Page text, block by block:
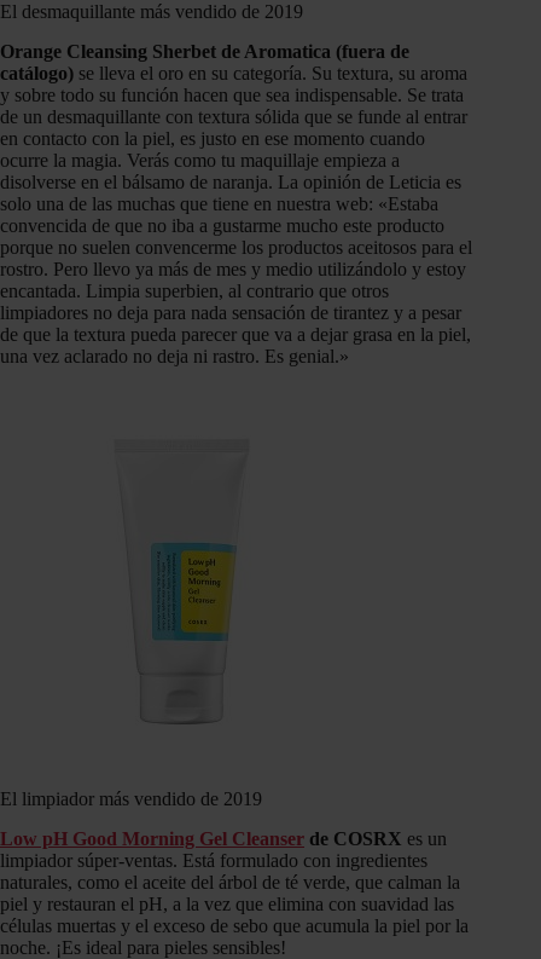
El desmaquillante más vendido de 2019
Orange Cleansing Sherbet de Aromatica (fuera de
catálogo) se lleva el oro en su categoría. Su textura, su aroma
y sobre todo su función hacen que sea indispensable. Se trata
de un desmaquillante con textura sólida que se funde al entrar
en contacto con la piel, es justo en ese momento cuando
ocurre la magia. Verás como tu maquillaje empieza a
disolverse en el bálsamo de naranja. La opinión de Leticia es
solo una de las muchas que tiene en nuestra web: «Estaba
convencida de que no iba a gustarme mucho este producto
porque no suelen convencerme los productos aceitosos para el
rostro. Pero llevo ya más de mes y medio utilizándolo y estoy
encantada. Limpia superbien, al contrario que otros
limpiadores no deja para nada sensación de tirantez y a pesar
de que la textura pueda parecer que va a dejar grasa en la piel,
una vez aclarado no deja ni rastro. Es genial.»
El limpiador más vendido de 2019
Low pH Good Morning Gel Cleanser de COSRX es un
limpiador súper-ventas. Está formulado con ingredientes
naturales, como el aceite del árbol de té verde, que calman la
piel y restauran el pH, a la vez que elimina con suavidad las
células muertas y el exceso de sebo que acumula la piel por la
noche. ¡Es ideal para pieles sensibles!